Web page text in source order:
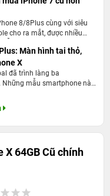
và hứa hẹn sẽ không làm
8/8Plus cùng với siêu
cho ra mắt, được nhiều
thì tại thời điểm này
hơn bao giờ hết. Dưới đây
iPhone 7 cũ hơn iPhone
Màn hình tai thỏ,
X
đã trình làng ba
mẫu smartphone này
Nokia 3 và Nokia 5 ra mắt
Nokia 5.1, HMD
khác có tên Nokia 5.1
X 64GB Cũ chính